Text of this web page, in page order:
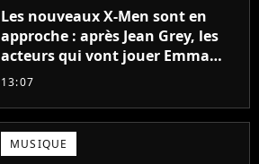
Les nouveaux X-Men sont en
approche : après Jean Grey, les
acteurs qui vont jouer Emma
Frost et Cyclope trouvés !
13:07
MUSIQUE